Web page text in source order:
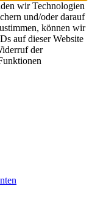
wir Technologien
und/oder darauf
können wir
auf dieser Website
der